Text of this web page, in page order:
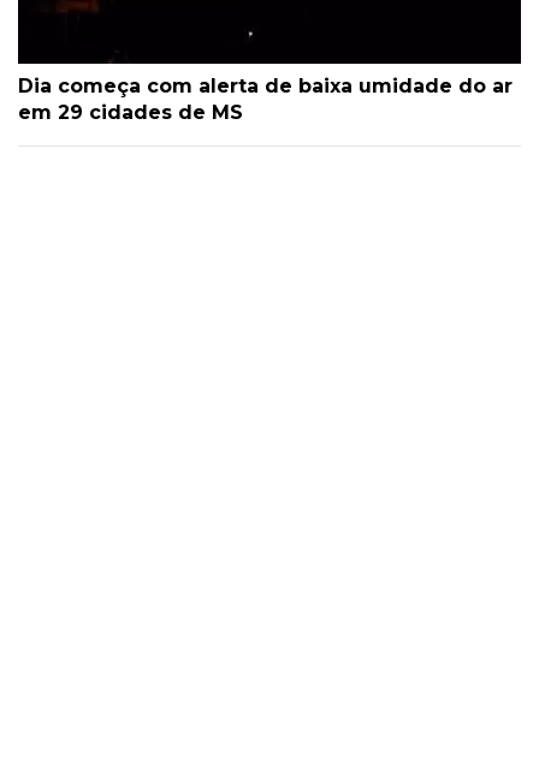
Dia começa com alerta de baixa umidade do ar
em 29 cidades de MS